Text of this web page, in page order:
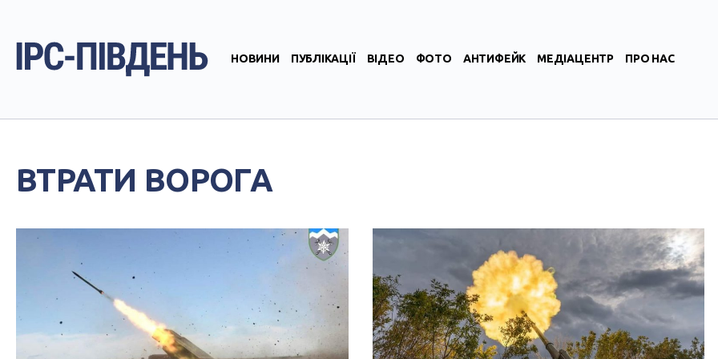
НОВИНИ ПУБЛІКАЦІЇ ВІДЕО ФОТО АНТИФЕЙК МЕДІАЦЕНТР ПРО НАС
ВТРАТИ ВОРОГА